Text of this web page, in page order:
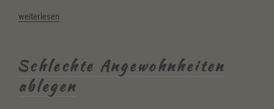
„All
is
Love“
weiterlesen
Schlechte Angewohnheiten
ablegen